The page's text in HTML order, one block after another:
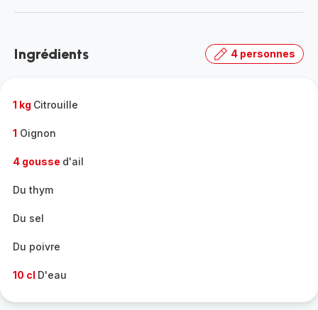
-
gamme
Ingrédients 4 personnes
1 kg Citrouille
1 Oignon
4 gousse d'ail
Du thym
Du sel
Du poivre
10 cl D'eau